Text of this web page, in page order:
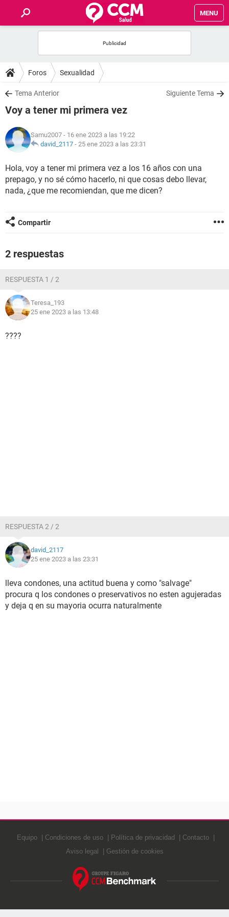
MENU
FOROS
SALUD
FAMILIA
NUTRICIÓN
BIENESTAR
SEXUALIDAD
GLOSARIO
Foros Sexualidad
Tema Anterior Siguiente Tema
Voy a tener mi primera vez
Samu2007 - 16 ene 2023 a las 19:22
david_2117 - 25 ene 2023 a las 23:31
Hola, voy a tener mi primera vez a los 16 años con una
prepago, y no sé cómo hacerlo, ni que cosas debo llevar,
nada, ¿que me recomiendan, que me dicen?
Compartir
2 respuestas
RESPUESTA 1 / 2
Teresa_193
25 ene 2023 a las 13:48
????
RESPUESTA 2 / 2
david_2117
25 ene 2023 a las 23:31
lleva condones, una actitud buena y como "salvage"
procura q los condones o preservativos no esten agujeradas
y deja q en su mayoria ocurra naturalmente
Equipo Condiciones de uso Política de privacidad
Contacto
Aviso legal
Gestión de cookies